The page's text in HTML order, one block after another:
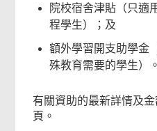
院校宿舍津貼（只適
程學生）；及
額外學習開支助學金
殊教育需要的學生）。
有關資助的最新詳情及
頁。